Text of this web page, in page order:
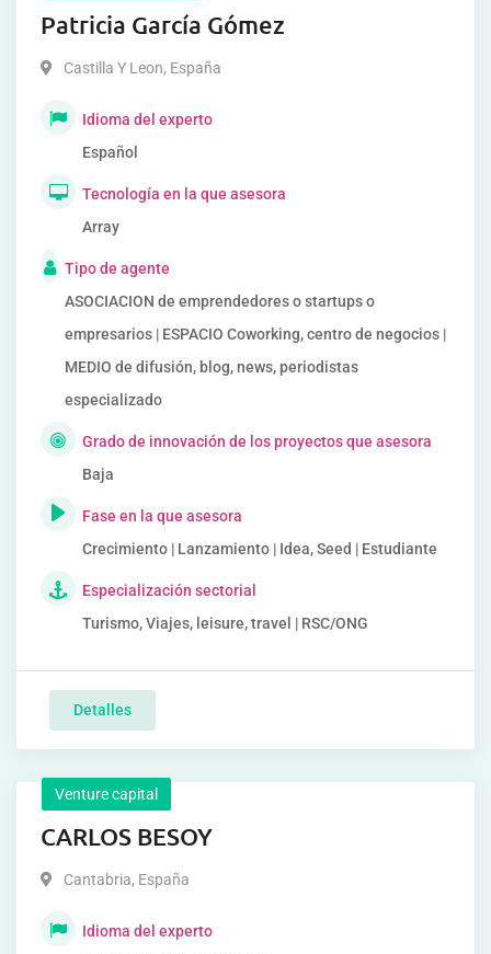
Patricia García Gómez
Castilla Y Leon, España
Idioma del experto
Español
Tecnología en la que asesora
Array
Tipo de agente
ASOCIACION de emprendedores o startups o
empresarios | ESPACIO Coworking, centro de negocios |
MEDIO de difusión, blog, news, periodistas
especializado
Grado de innovación de los proyectos que asesora
Baja
Fase en la que asesora
Crecimiento | Lanzamiento | Idea, Seed | Estudiante
Especialización sectorial
Turismo, Viajes, leisure, travel | RSC/ONG
Detalles
Venture capital
CARLOS BESOY
Cantabria, España
Idioma del experto